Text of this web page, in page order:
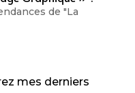
de "La
mes derniers